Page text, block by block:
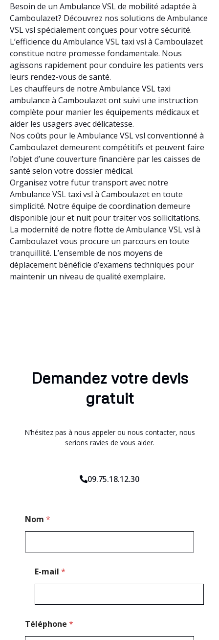
Besoin de un Ambulance VSL de mobilité adaptée à
Camboulazet? Découvrez nos solutions de Ambulance
VSL vsl spécialement conçues pour votre sécurité.
L’efficience du Ambulance VSL taxi vsl à Camboulazet
constitue notre promesse fondamentale. Nous
agissons rapidement pour conduire les patients vers
leurs rendez-vous de santé.
Les chauffeurs de notre Ambulance VSL taxi
ambulance à Camboulazet ont suivi une instruction
complète pour manier les équipements médicaux et
aider les usagers avec délicatesse.
Nos coûts pour le Ambulance VSL vsl conventionné à
Camboulazet demeurent compétitifs et peuvent faire
l’objet d’une couverture financière par les caisses de
santé selon votre dossier médical.
Organisez votre futur transport avec notre
Ambulance VSL taxi vsl à Camboulazet en toute
simplicité. Notre équipe de coordination demeure
disponible jour et nuit pour traiter vos sollicitations.
La modernité de notre flotte de Ambulance VSL vsl à
Camboulazet vous procure un parcours en toute
tranquillité. L’ensemble de nos moyens de
déplacement bénéficie d’examens techniques pour
maintenir un niveau de qualité exemplaire.
Demandez votre devis
gratuit
N’hésitez pas à nous appeler ou nous contacter, nous
serions ravies de vous aider.
09.75.18.12.30
Nom *
E-mail *
Téléphone *